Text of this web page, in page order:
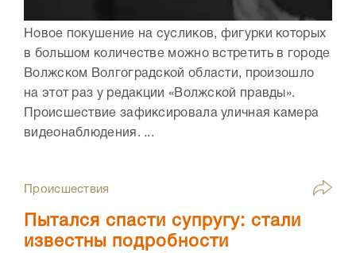
Новое покушение на сусликов, фигурки которых
в большом количестве можно встретить в городе
Волжском Волгоградской области, произошло
на этот раз у редакции «Волжской правды».
Происшествие зафиксировала уличная камера
видеонаблюдения. ...
Происшествия
Пытался спасти супругу: стали
известны подробности